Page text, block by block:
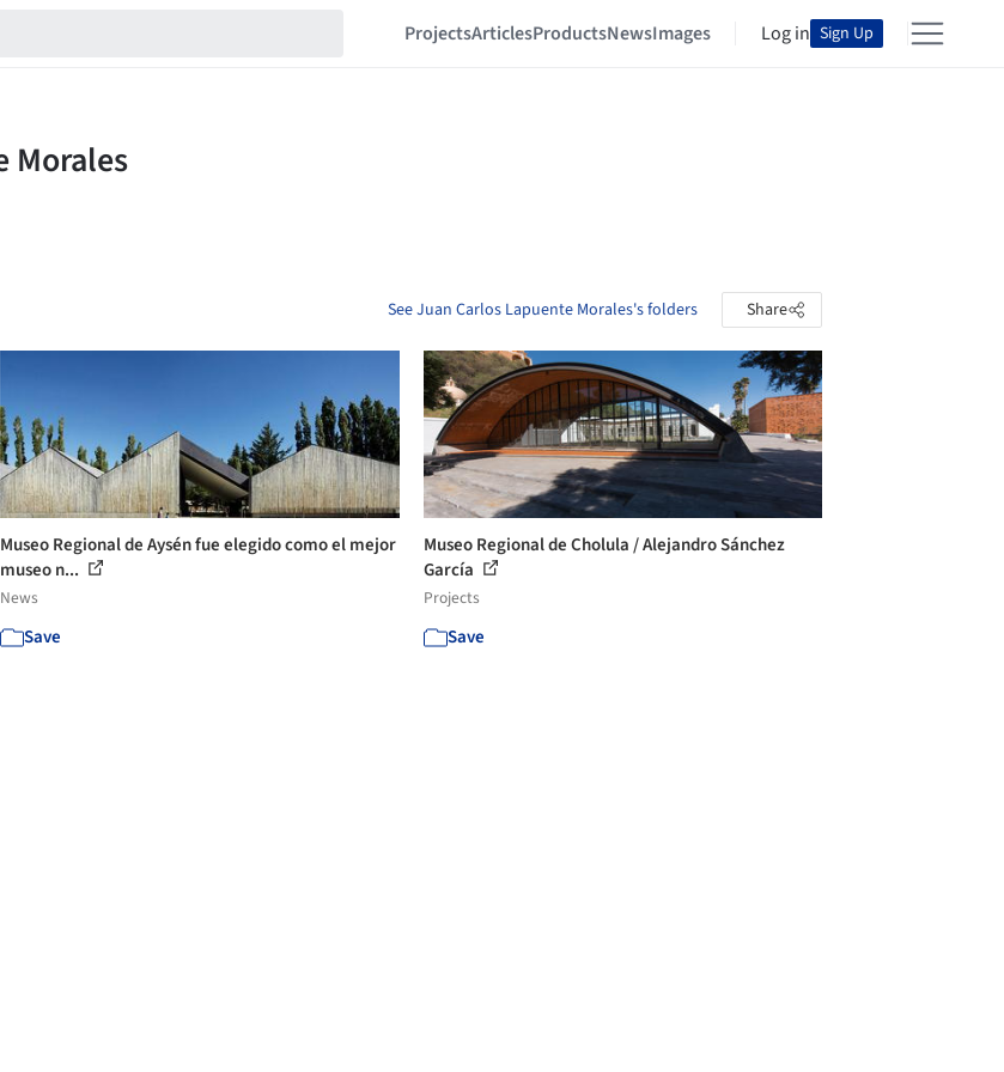
ProjectsArticlesProductsNewsImages Log in Sign Up
See Juan Carlos Lapuente Morales's folders Share
Museo Regional de Aysén fue elegido como el mejor
museo n...
News
Save
Museo Regional de Cholula / Alejandro Sánchez
García
Projects
Save